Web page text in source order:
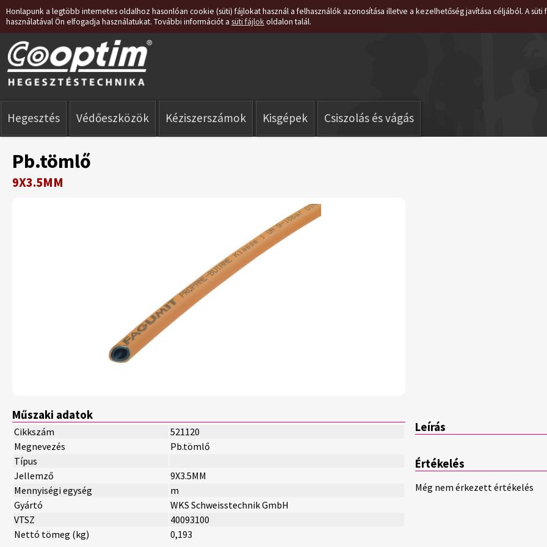
Honlapunk a legtöbb internetes oldalhoz hasonlóan cookie (süti) fájlokat használ a felhasználók azonosítása illetve a kezelhetőség javítása céljából. A
használatával Ön elfogadja használatukat. További információt a süti fájlok oldalon talál.
Hegesztés Védőeszközök Kéziszerszámok Kisgépek Csiszolás és vágás
Pb.tömlő
9X3.5MM
Műszaki adatok
Cikkszám
521120
Megnevezés
Pb.tömlő
Típus
Jellemző
9X3.5MM
Mennyiségi egység
m
Gyártó
WKS Schweisstechnik GmbH
VTSZ
40093100
Nettó tömeg (kg)
0,193
Leírás
Értékelés
Még nem érkezett értékelés